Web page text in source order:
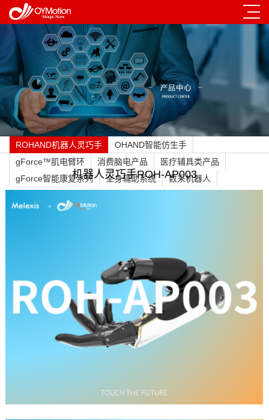
ROHAND机器人灵巧手
OHAND智能仿生手
gForce™肌电臂环
消费脑电产品
医疗辅具类产品
gForce智能康复系列
全身辅助系统 数采机器人
机器人灵巧手ROH-AP003